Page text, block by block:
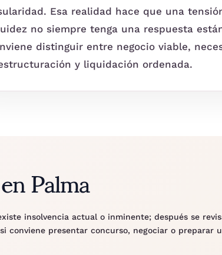
Esa realidad hace que una
no siempre tenga una respuesta
distinguir entre negocio viable,
y liquidación ordenada.
Palma
insolvencia actual o inminente; después se
conviene presentar concurso, negociar o preparar